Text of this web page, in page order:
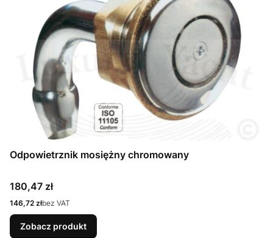
Odpowietrznik mosiężny chromowany
Cena
180,47 zł
Cena
146,72 złbez VAT
Zobacz produkt